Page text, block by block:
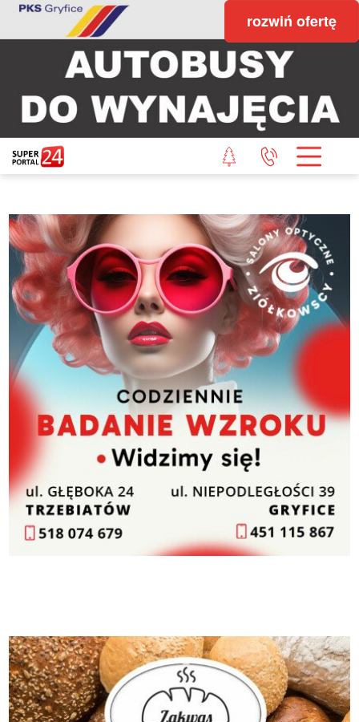
rozwiń ofertę
STRONA GŁÓWNA
POWIAT GRYFICKI
WIADOMOŚCI Z LASU
STUDIO SUPERPORTALU
KONTAKT
REDAKCJA
REGULAMIN